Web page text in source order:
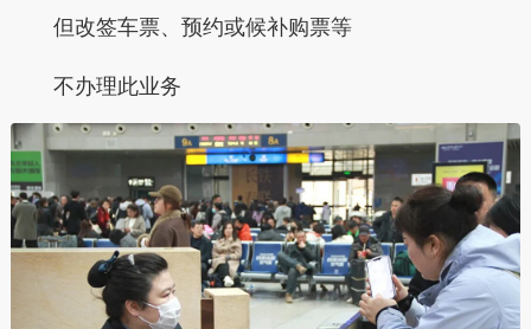
但改签车票、预约或候补购票等
不办理此业务